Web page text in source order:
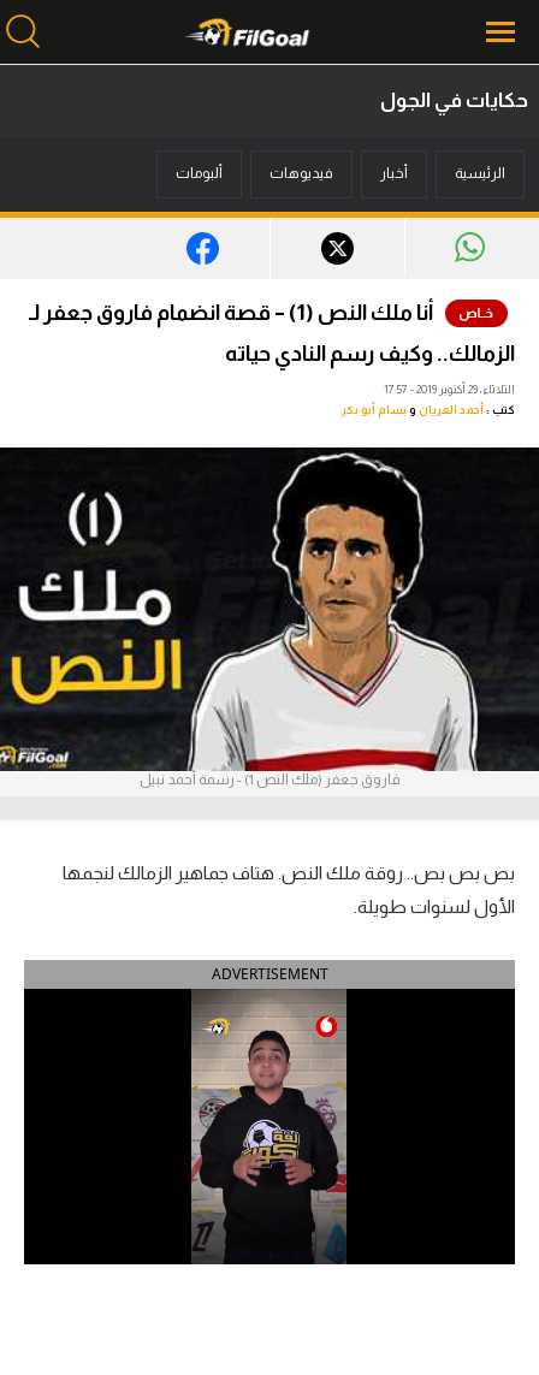
أخبار
ميركاتو
فانتازي في الجول
فيديوهات
عدسات
ركن الألعاب
بطولات
أمريكا 2026
الدوري المصري
الدوري الإسباني
الدوري الإيطالي
الدوري السعودي للمحترفين
دوري أبطال إفريقيا
حكايات في الجول
الرئيسية أخبار فيديوهات ألبومات
أنا ملك النص (1) – قصة انضمام فاروق جعفر لـ
الزمالك.. وكيف رسم النادي حياته
الثلاثاء، 29 أكتوبر 2019 - 17:57
كتب : أحمد العريان و بسام أبو بكر
فاروق جعفر (ملك النص 1) - رسمة أحمد نبيل
بص بص بص.. روقة ملك النص. هتاف جماهير الزمالك لنجمها
الأول لسنوات طويلة.
ADVERTISEMENT